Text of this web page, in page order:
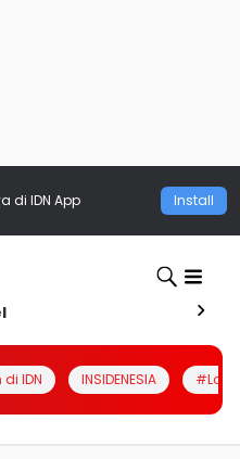
di IDN App Install
IDN INSIDENESIA